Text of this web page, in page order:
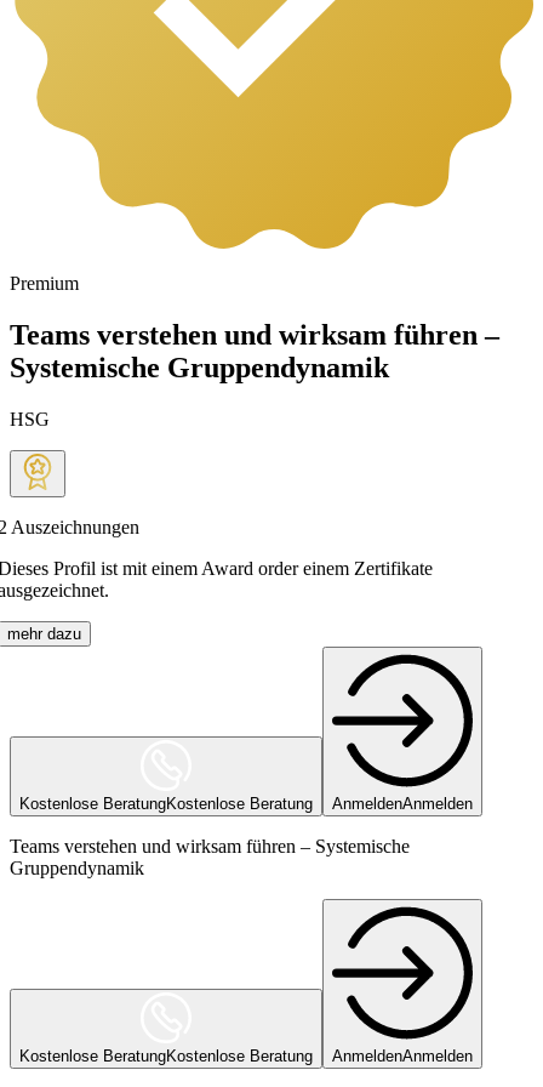
Premium
Teams verstehen und wirksam führen –
Systemische Gruppendynamik
HSG
Auszeichnungen
Profil ist mit einem Award order einem Zertifikate
mehr dazu
Kostenlose BeratungKostenlose Beratung AnmeldenAnmelden
Teams verstehen und wirksam führen – Systemische
Gruppendynamik
Kostenlose BeratungKostenlose Beratung AnmeldenAnmelden